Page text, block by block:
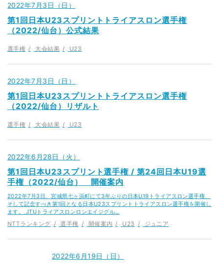
2022年7月3日（日）
第1回日本U23スプリントトライアスロン選手権
（2022/仙台）公式結果
選手権 大会結果 U23
2022年7月3日（日）
第1回日本U23スプリントトライアスロン選手権
（2022/仙台）リザルト
選手権 大会結果 U23
2022年6月28日（火）
第1回日本U23スプリント選手権 / 第24回日本U19選
手権（2022/仙台） 開催案内
2022年7月3日、宮城県七ヶ浜町にて3年ぶりの日本U19トライアスロン選手権、
そして記念すべき第1回となる日本U23スプリントトライアスロン選手権を開催し
ます。 JTUトライアスロンロンエイジグル…
NTTランキング 選手権 開催案内 U23 ジュニア
2022年6月19日（日）